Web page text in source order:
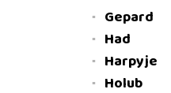
Gepard
Had
Harpyje
Holub